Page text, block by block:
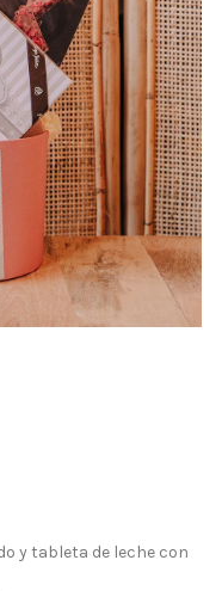
y tableta de leche con